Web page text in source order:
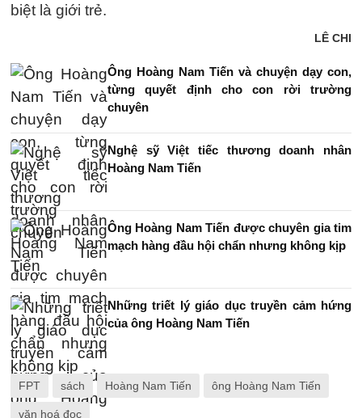
biệt là giới trẻ.
LÊ CHI
Ông Hoàng Nam Tiến và chuyện dạy con,
từng quyết định cho con rời trường
chuyên
Nghệ sỹ Việt tiếc thương doanh nhân
Hoàng Nam Tiến
Ông Hoàng Nam Tiến được chuyên gia tim
mạch hàng đầu hội chẩn nhưng không kịp
Những triết lý giáo dục truyền cảm hứng
của ông Hoàng Nam Tiến
FPT sách Hoàng Nam Tiến ông Hoàng Nam Tiến
văn hoá đọc